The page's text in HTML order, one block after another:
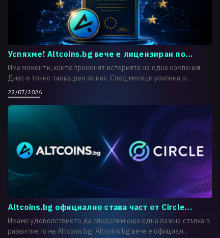
Успяхме! Altcoins.bg вече е лицензиран по...
Има моменти, които променят историята на една компания.
Днес е точно такъв ден за нас. След месеци усилена р...
22/07/2026
Altcoins.bg официално става част от Circle...
Имаме удоволствието да споделим още една важна стъпка в
развитието на Altcoins.bg. Altcoins.bg вече е официал...